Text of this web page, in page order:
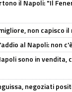
il Napoli: "Il
non capisco
al Napoli: non
sono in
negoziati